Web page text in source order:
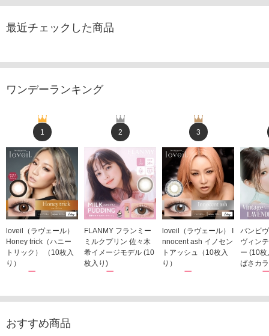
最近チェックした商品
ワンデーランキング
1
loveil（ラヴェール）
Honey trick（ハニー
トリック） （10枚入
り）
1,760円
2
FLANMY フランミー
ミルクプリン 佐々木
希イメージモデル (10
枚入り)
1,815円
3
loveil（ラヴェール） I
nnocent ash イノセン
トアッシュ（10枚入
り）
1,760円
バンビ
ヴィン
ー (10
ばさカ
1,848
おすすめ商品